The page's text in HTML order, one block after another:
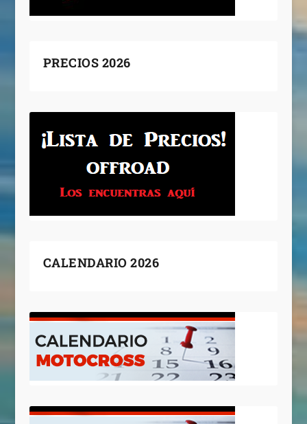
PRECIOS 2026
CALENDARIO 2026